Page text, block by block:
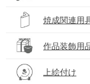
焼成関連用
作品装飾用
上絵付け